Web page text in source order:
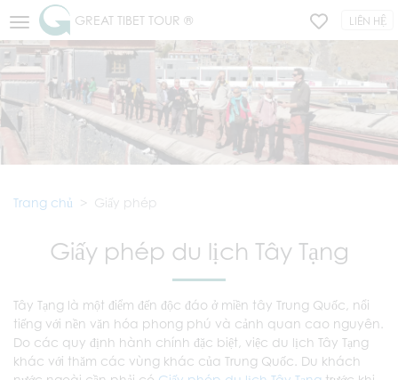
GREAT TIBET TOUR ® LIÊN HỆ
Trang chủ Giấy phép
Giấy phép du lịch Tây Tạng
Tây Tạng là một điểm đến độc đáo ở miền tây Trung Quốc, nổi
tiếng với nền văn hóa phong phú và cảnh quan cao nguyên.
Do các quy định hành chính đặc biệt, việc du lịch Tây Tạng
khác với thăm các vùng khác của Trung Quốc. Du khách